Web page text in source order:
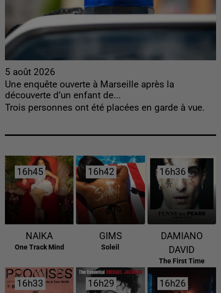
5 août 2026
Une enquête ouverte à Marseille après la
découverte d’un enfant de...
Trois personnes ont été placées en garde à vue.
16h45
16h45
NAIKA
One Track Mind
16h42
16h42
GIMS
Soleil
16h36
16h36
DAMIANO
DAVID
The First Time
16h33
16h33 16h29
16h29 16h26
16h26